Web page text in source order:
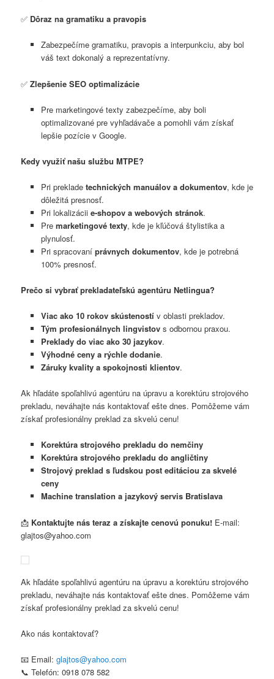
✅ Dôraz na gramatiku a pravopis
Zabezpečíme gramatiku, pravopis a interpunkciu, aby bol
váš text dokonalý a reprezentatívny.
✅Zlepšenie SEO optimalizácie
Pre marketingové texty zabezpečíme, aby boli
optimalizované pre vyhľadávače a pomohli vám získať
lepšie pozície v Google.
Kedy využiť našu službu MTPE?
Pri preklade technických manuálov a dokumentov, kde je
dôležitá presnosť.
Pri lokalizácii e-shopov a webových stránok.
Pre marketingové texty, kde je kľúčová štylistika a
plynulosť.
Pri spracovaní právnych dokumentov, kde je potrebná
100% presnosť.
Prečo si vybrať prekladateľskú agentúru Netlingua?
Viac ako 10 rokov skústenostív oblasti prekladov.
Tým profesionálnych lingvistovs odbornou praxou.
Preklady do viac ako 30 jazykov.
Výhodné ceny a rýchle dodanie.
Záruky kvality a spokojnosti klientov.
Ak hľadáte spoľahlivú agentúru na úpravu a korektúru strojového
prekladu, neváhajte nás kontaktovať ešte dnes. Pomôžeme vám
získať profesionálny preklad za skvelú cenu!
Korektúra strojového prekladu do nemčiny
Korektúra strojového prekladu do angličtiny
Strojový preklad s ľudskou post editáciou za skvelé
ceny
Machine translation a jazykový servis Bratislava
📩 Kontaktujte nás teraz a získajte cenovú ponuku! E-mail:
glajtos@yahoo.com
Ak hľadáte spoľahlivú agentúru na úpravu a korektúru strojového
prekladu, neváhajte nás kontaktovať ešte dnes. Pomôžeme vám
získať profesionálny preklad za skvelú cenu!
Ako nás kontaktovať?
📧 Email:glajtos@yahoo.com
📞 Telefón: 0918 078 582